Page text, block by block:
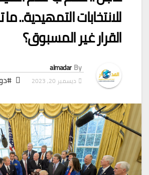
للانتخابات التمهيدية..
القرار غير المسبوق؟
By
almadar
ديسمبر 20, 2023